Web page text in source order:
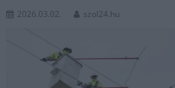
2026.03.02. szol24.hu